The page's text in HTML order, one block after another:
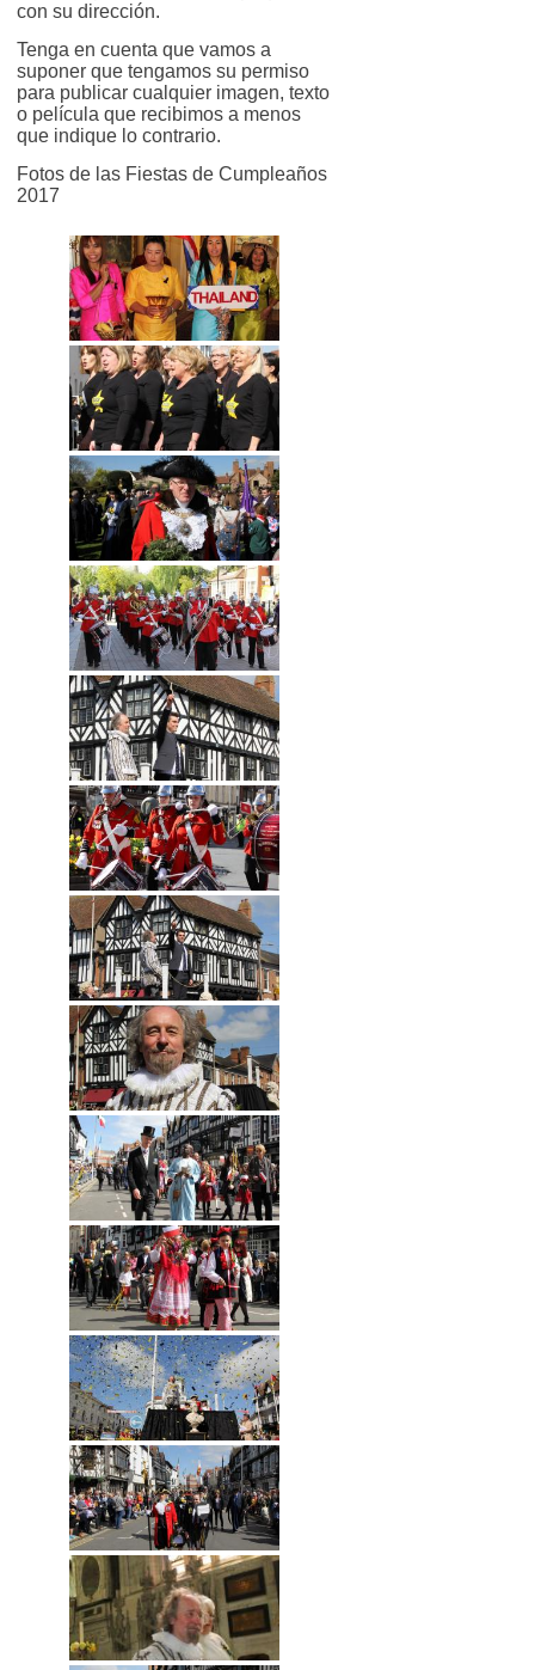
con su dirección.
Tenga en cuenta que vamos a
suponer que tengamos su permiso
para publicar cualquier imagen, texto
o película que recibimos a menos
que indique lo contrario.
Fotos de las Fiestas de Cumpleaños
2017